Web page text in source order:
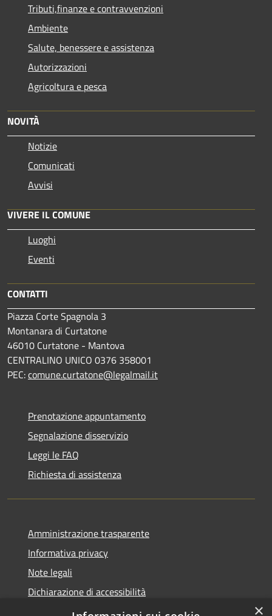
Tributi,finanze e contravvenzioni
Ambiente
Salute, benessere e assistenza
Autorizzazioni
Agricoltura e pesca
NOVITÀ
Notizie
Comunicati
Avvisi
VIVERE IL COMUNE
Luoghi
Eventi
CONTATTI
Piazza Corte Spagnola 3
Montanara di Curtatone
46010 Curtatone - Mantova
CENTRALINO UNICO 0376 358001
PEC:comune.curtatone@legalmail.it
Prenotazione appuntamento
Segnalazione disservizio
Leggi le FAQ
Richiesta di assistenza
Amministrazione trasparente
Informativa privacy
Note legali
Dichiarazione di accessibilità
Meccanismo di Feedback
×